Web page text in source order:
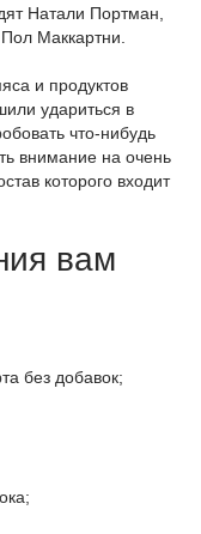
Натали Портман,
Маккартни.
и продуктов
удариться в
что-нибудь
внимание на очень
которого входит
вам
без добавок;
;